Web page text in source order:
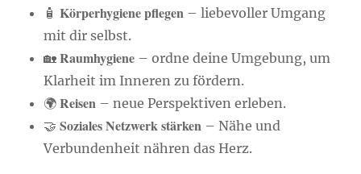
🧴Körperhygiene pflegen – liebevoller Umgang
mit dir selbst.
🏡Raumhygiene – ordne deine Umgebung, um
Klarheit im Inneren zu fördern.
🌍Reisen – neue Perspektiven erleben.
🤝Soziales Netzwerk stärken – Nähe und
Verbundenheit nähren das Herz.